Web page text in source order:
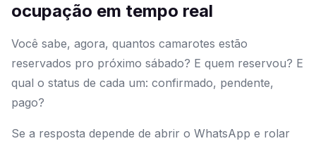
ocupação em tempo real
Você sabe, agora, quantos camarotes estão
reservados pro próximo sábado? E quem reservou? E
qual o status de cada um: confirmado, pendente,
pago?
Se a resposta depende de abrir o WhatsApp e rolar